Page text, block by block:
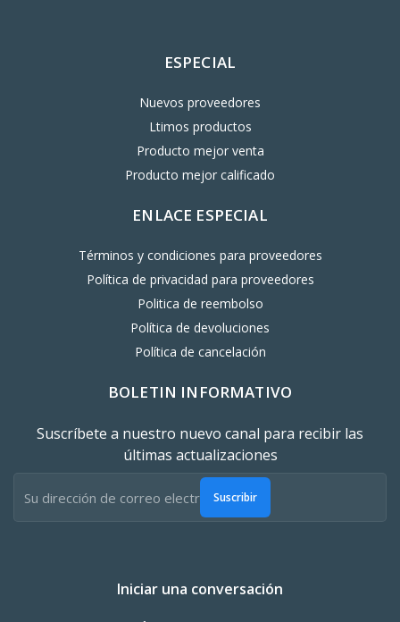
ESPECIAL
Nuevos proveedores
Ltimos productos
Producto mejor venta
Producto mejor calificado
ENLACE ESPECIAL
Términos y condiciones para proveedores
Política de privacidad para proveedores
Politica de reembolso
Política de devoluciones
Política de cancelación
BOLETIN INFORMATIVO
Suscríbete a nuestro nuevo canal para recibir las
últimas actualizaciones
Suscribir
Iniciar una conversación